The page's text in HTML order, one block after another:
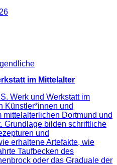
im Mittelalter
Werk und Werkstatt im
Künstler*innen und
Dortmund und
Grundlage bilden schriftliche
und
erhaltene Artefakte, wie
Taufbecken des
oder das Graduale der